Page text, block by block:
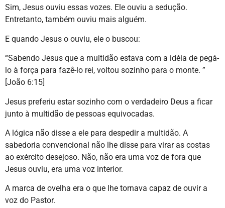
Sim, Jesus ouviu essas vozes. Ele ouviu a sedução.
Entretanto, também ouviu mais alguém.
E quando Jesus o ouviu, ele o buscou:
“Sabendo Jesus que a multidão estava com a idéia de pegá-
lo à força para fazê-lo rei, voltou sozinho para o monte. ”
[João 6:15]
Jesus preferiu estar sozinho com o verdadeiro Deus a ficar
junto à multidão de pessoas equivocadas.
A lógica não disse a ele para despedir a multidão. A
sabedoria convencional não lhe disse para virar as costas
ao exército desejoso. Não, não era uma voz de fora que
Jesus ouviu, era uma voz interior.
A marca de ovelha era o que lhe tornava capaz de ouvir a
voz do Pastor.